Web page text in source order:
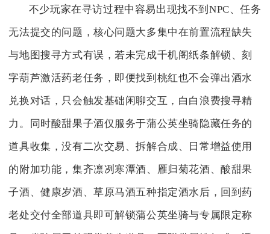
不少玩家在寻访过程中容易出现找不到NPC、任务
无法提交的问题，核心问题大多集中在前置流程缺失
与地图搜寻方式有误，若未完成千机阁纸条解锁、刻
字葫芦激活药老任务，即便找到桃红也不会弹出酒水
兑换对话，只会触发基础闲聊交互，白白浪费搜寻精
力。同时酸甜果子酒仅服务于蒲公英坐骑隐藏任务的
道具收集，没有二次交易、拆解合成、日常增益使用
的附加功能，集齐凛冽寒潭酒、雁归菊花酒、酸甜果
子酒、健康岁酒、草原马酒五种指定酒水后，回到药
老处交付全部道具即可解锁蒲公英坐骑与专属限定称